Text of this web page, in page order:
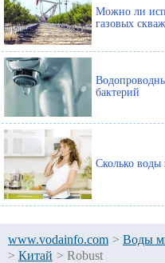
Можно ли
газовых
бактерий
Сколько
www.vodainfo.com > Воды
> Китай > Robust